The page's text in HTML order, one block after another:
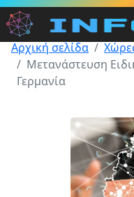
Αρχική σελίδα
Μετανάστευση
Γερμανία